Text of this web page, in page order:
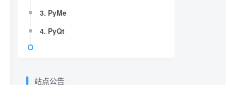
3. PyMe
4. PyQt
站点公告